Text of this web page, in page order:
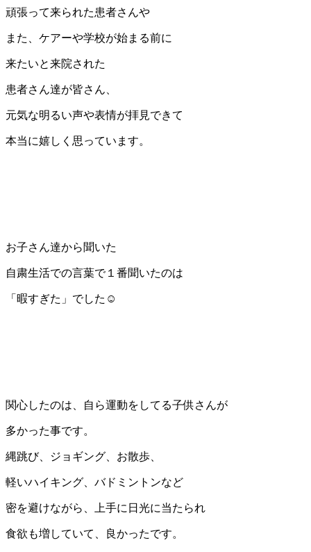
頑張って来られた患者さんや
また、ケアーや学校が始まる前に
来たいと来院された
患者さん達が皆さん、
元気な明るい声や表情が拝見できて
本当に嬉しく思っています。
お子さん達から聞いた
自粛生活での言葉で１番聞いたのは
「暇すぎた」でした☺
関心したのは、自ら運動をしてる子供さんが
多かった事です。
縄跳び、ジョギング、お散歩、
軽いハイキング、バドミントンなど
密を避けながら、上手に日光に当たられ
食欲も増していて、良かったです。